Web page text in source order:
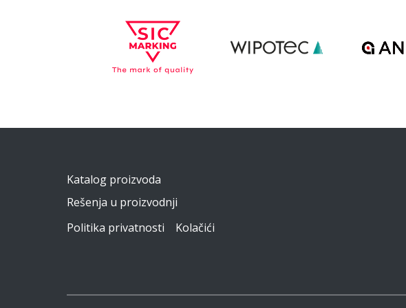
Katalog proizvoda
Rešenja u proizvodnji
Politika privatnosti
Kolačići